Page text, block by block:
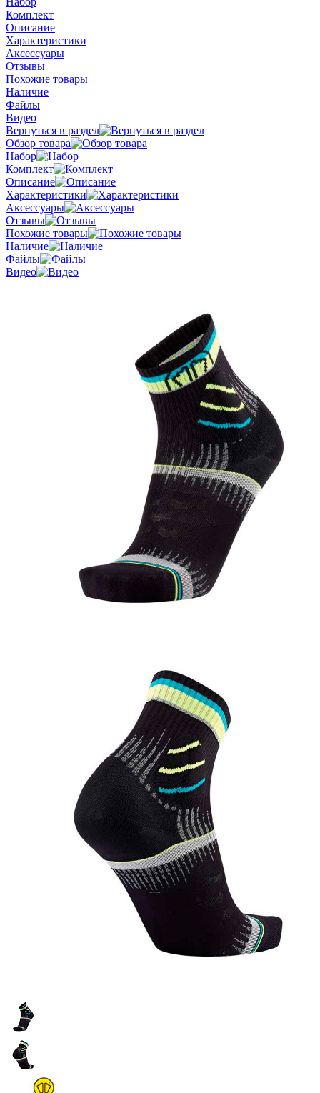
Комплект
Описание
Характеристики
Аксессуары
Отзывы
Похожие товары
Наличие
Файлы
Видео
Вернуться в раздел
Обзор товара
Набор
Комплект
Описание
Характеристики
Аксессуары
Отзывы
Похожие товары
Наличие
Файлы
Видео